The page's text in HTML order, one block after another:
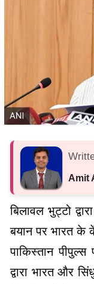
Amit
बिलावल भुट्टो
बयान पर भारत के
पाकिस्तान पीपुल्स
द्वारा भारत और